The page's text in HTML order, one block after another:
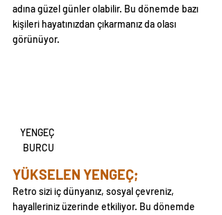
adına güzel günler olabilir. Bu dönemde bazı
kişileri hayatınızdan çıkarmanız da olası
görünüyor.
YENGEÇ
BURCU
YÜKSELEN YENGEÇ;
Retro sizi iç dünyanız, sosyal çevreniz,
hayalleriniz üzerinde etkiliyor. Bu dönemde